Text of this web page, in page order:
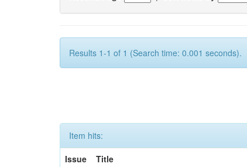
Results 1-1 of 1 (Search time: 0.001 seconds).
Item hits:
Issue
Title